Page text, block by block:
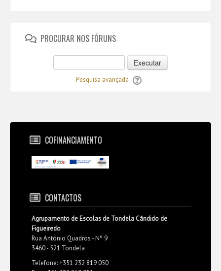
PROCURAR NOS FÓRUNS
Executar
Pesquisa avançada
COFINANCIAMENTO
CONTACTOS
Agrupamento de Escolas de Tondela Cândido de
Figueiredo
Rua António Quadros - Nº 9
3460 - 521 Tondela
Telefone: +351 232 819 050